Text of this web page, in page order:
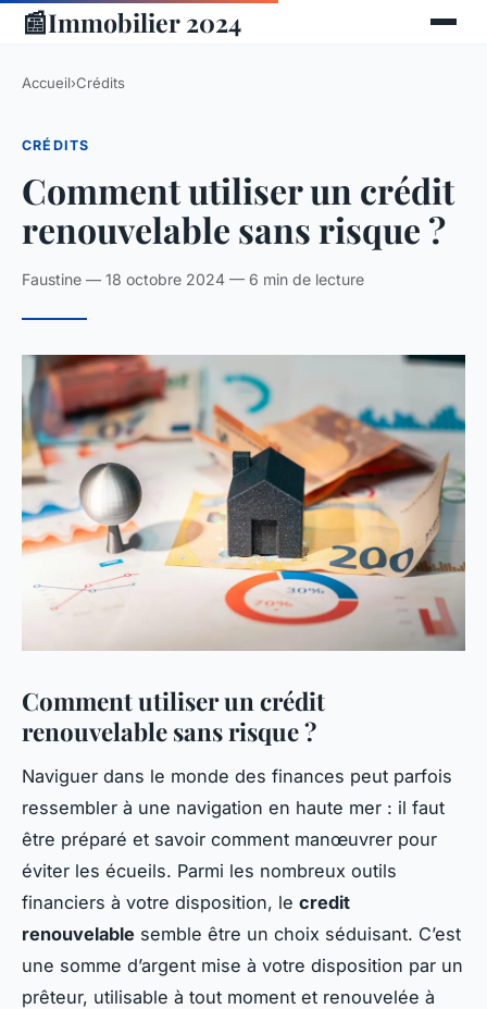
📰Immobilier 2024
Accueil›Crédits
CRÉDITS
Comment utiliser un crédit
renouvelable sans risque ?
Faustine — 18 octobre 2024 — 6 min de lecture
Comment utiliser un crédit
renouvelable sans risque ?
Naviguer dans le monde des finances peut parfois
ressembler à une navigation en haute mer : il faut
être préparé et savoir comment manœuvrer pour
éviter les écueils. Parmi les nombreux outils
financiers à votre disposition, le credit
renouvelable semble être un choix séduisant. C’est
une somme d’argent mise à votre disposition par un
prêteur, utilisable à tout moment et renouvelée à